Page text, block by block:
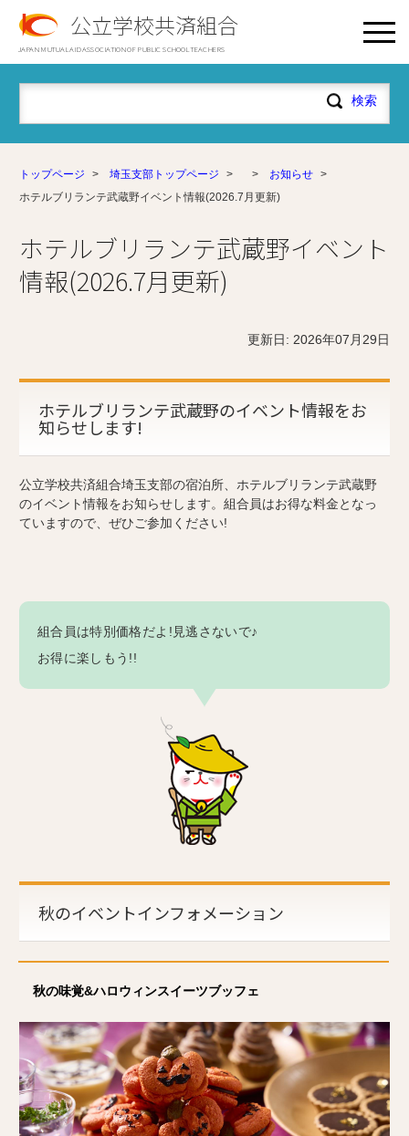
公立学校共済組合
JAPAN MUTUAL AID ASSOCIATION OF PUBLIC SCHOOL TEACHERS
トップページ > 埼玉支部トップページ > > お知らせ >
ホテルブリランテ武蔵野イベント情報(2026.7月更新)
ホテルブリランテ武蔵野イベント
情報(2026.7月更新)
更新日: 2026年07月29日
ホテルブリランテ武蔵野のイベント情報をお
知らせします!
公立学校共済組合埼玉支部の宿泊所、ホテルブリランテ武蔵野
のイベント情報をお知らせします。組合員はお得な料金となっ
ていますので、ぜひご参加ください!
組合員は特別価格だよ!見逃さないで♪
お得に楽しもう!!
秋のイベントインフォメーション
秋の味覚&ハロウィンスイーツブッフェ